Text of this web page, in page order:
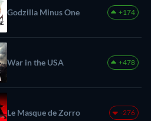
Godzilla Minus One +174
War in the USA +478
Le Masque de Zorro -276